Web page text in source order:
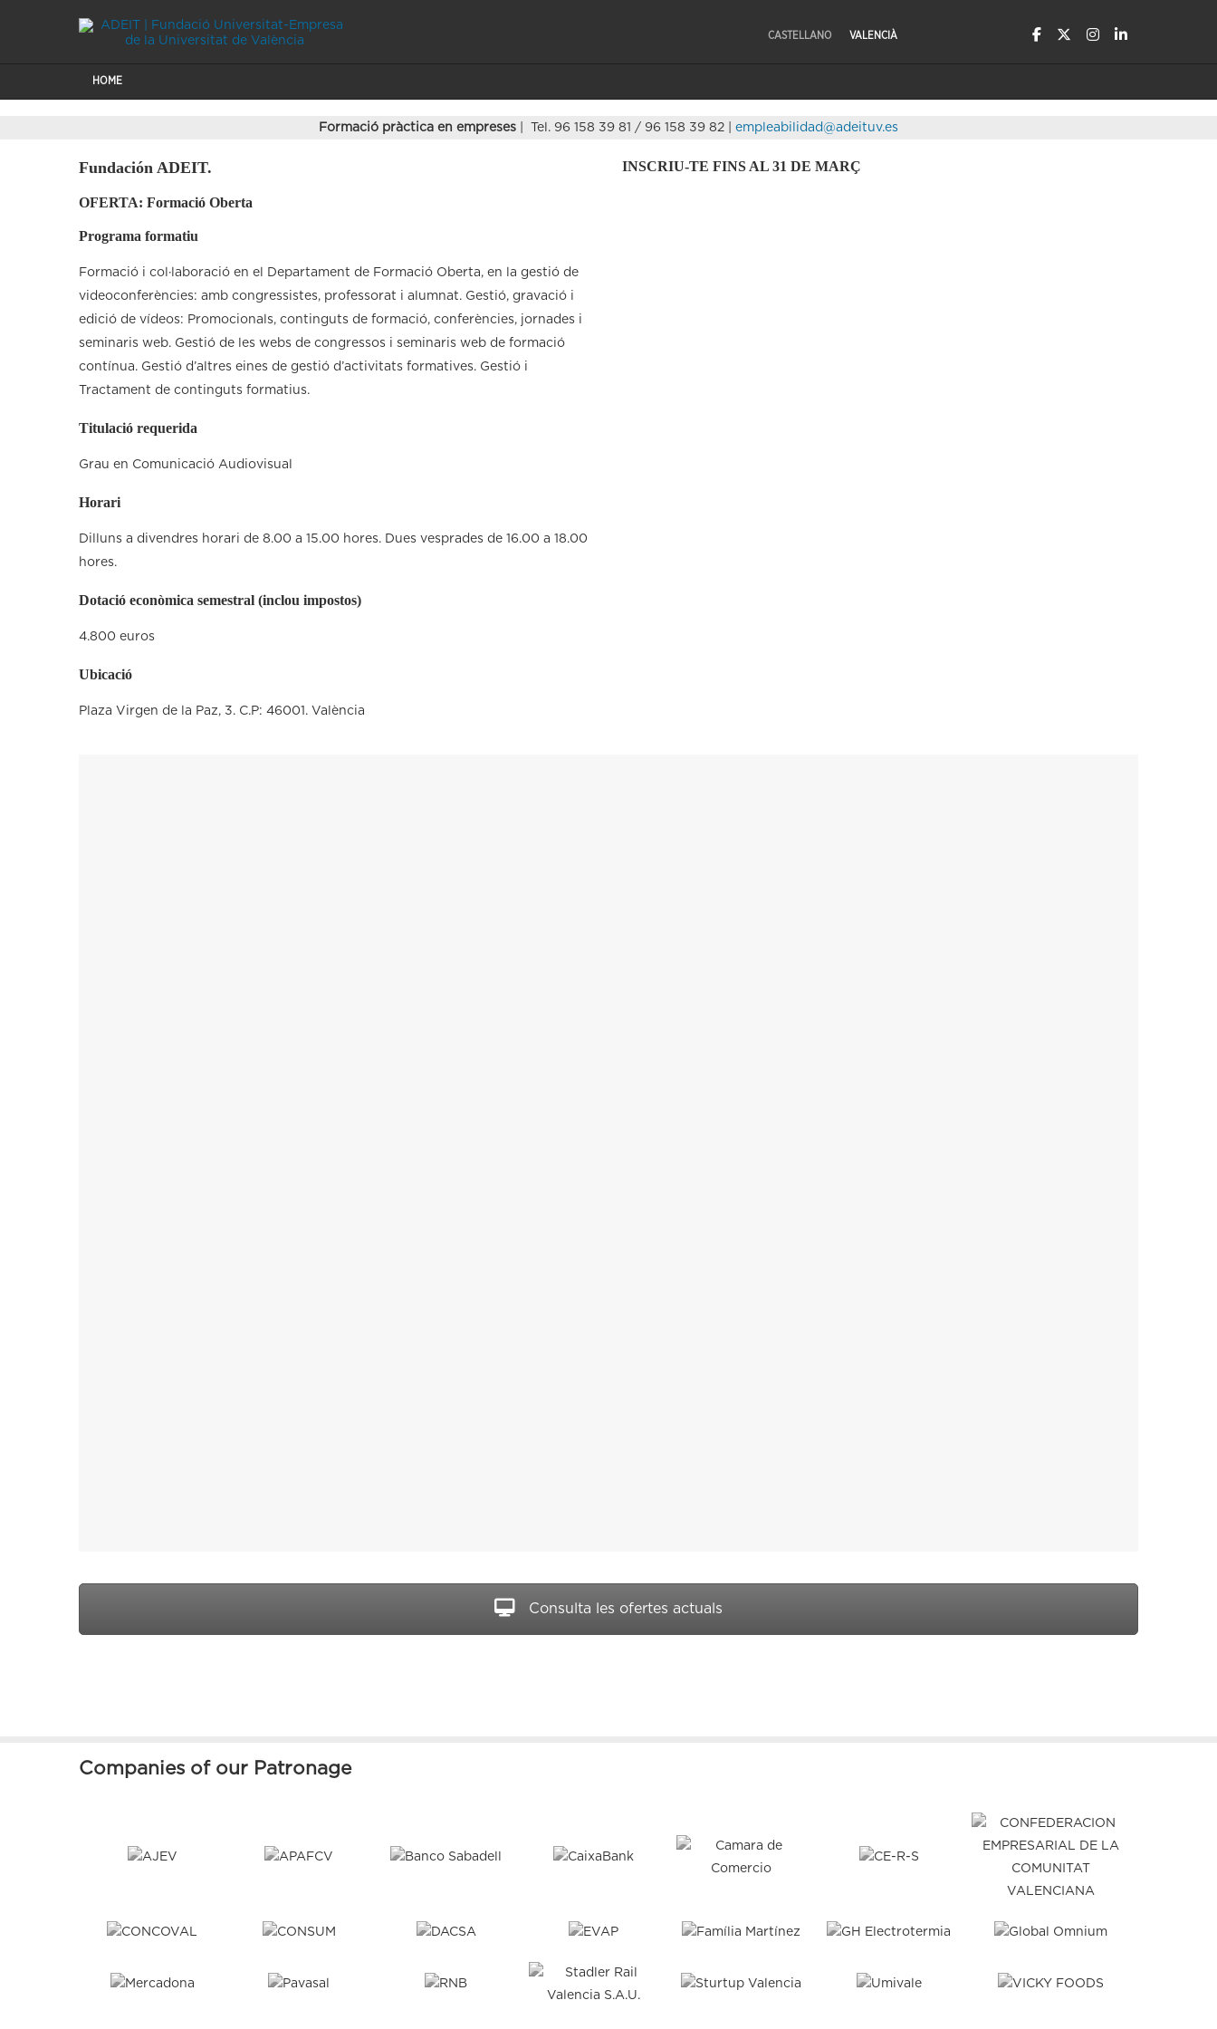
CASTELLANO VALENCIÀ
HOME
Formació pràctica en empreses | Tel. 96 158 39 81 / 96 158 39 82 | empleabilidad@adeituv.es
Fundación ADEIT.
OFERTA: Formació Oberta
Programa formatiu
Formació i col·laboració en el Departament de Formació Oberta, en la gestió de
videoconferències: amb congressistes, professorat i alumnat. Gestió, gravació i
edició de vídeos: Promocionals, continguts de formació, conferències, jornades i
seminaris web. Gestió de les webs de congressos i seminaris web de formació
contínua. Gestió d’altres eines de gestió d’activitats formatives. Gestió i
Tractament de continguts formatius.
Titulació requerida
Grau en Comunicació Audiovisual
Horari
Dilluns a divendres horari de 8.00 a 15.00 hores. Dues vesprades de 16.00 a 18.00
hores.
Dotació econòmica semestral (inclou impostos)
4.800 euros
Ubicació
Plaza Virgen de la Paz, 3. C.P: 46001. València
INSCRIU-TE FINS AL 31 DE MARÇ
Consulta les ofertes actuals
Companies of our Patronage